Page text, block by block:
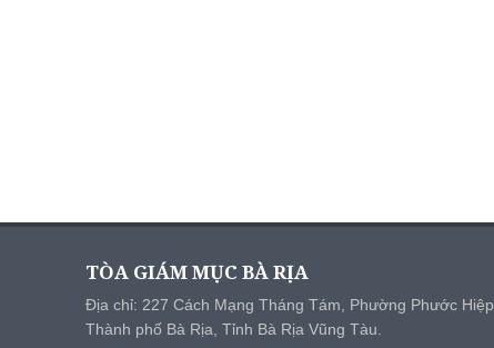
TÒA GIÁM MỤC BÀ RỊA
Địa chỉ: 227 Cách Mạng Tháng Tám, Phường Phước Hiệp,
Thành phố Bà Rịa, Tỉnh Bà Rịa Vũng Tàu.